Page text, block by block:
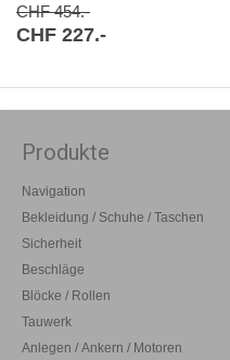
CHF 454.-
CHF 227.-
Produkte
Navigation
Bekleidung / Schuhe / Taschen
Sicherheit
Beschläge
Blöcke / Rollen
Tauwerk
Anlegen / Ankern / Motoren